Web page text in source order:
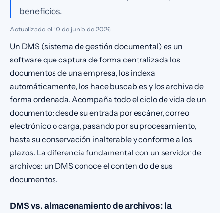
beneficios.
Actualizado el 10 de junio de 2026
Un DMS (sistema de gestión documental) es un
software que captura de forma centralizada los
documentos de una empresa, los indexa
automáticamente, los hace buscables y los archiva de
forma ordenada. Acompaña todo el ciclo de vida de un
documento: desde su entrada por escáner, correo
electrónico o carga, pasando por su procesamiento,
hasta su conservación inalterable y conforme a los
plazos. La diferencia fundamental con un servidor de
archivos: un DMS conoce el contenido de sus
documentos.
DMS vs. almacenamiento de archivos: la